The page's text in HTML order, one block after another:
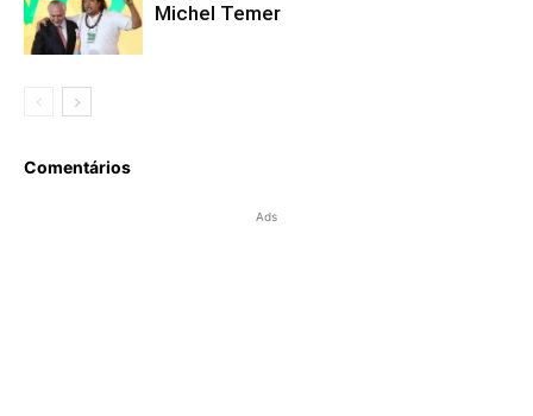
Michel Temer
Comentários
Ads